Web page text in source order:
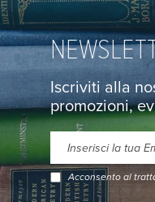
Iscriviti alla
promozioni,
Acconsento al